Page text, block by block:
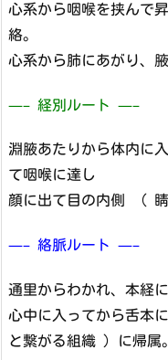
心系から咽喉を挟んで
絡。
心系から肺にあがり
—– 経別ルート —–
淵腋あたりから体内に
て咽喉に達し
顔に出て目の内側 （
—– 絡脈ルート —–
通里からわかれ、本経
心中に入ってから舌本
と繋がる組織 ）に帰属。